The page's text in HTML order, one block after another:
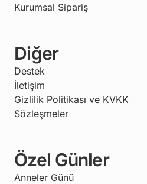
Kurumsal Sipariş
Diğer
Destek
İletişim
Gizlilik Politikası ve KVKK
Sözleşmeler
Özel Günler
Anneler Günü